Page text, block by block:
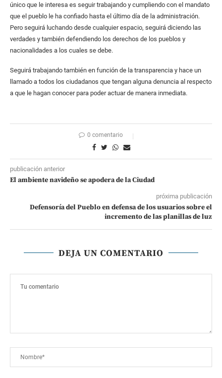
único que le interesa es seguir trabajando y cumpliendo con el mandato
que el pueblo le ha confiado hasta el último día de la administración.
Pero seguirá luchando desde cualquier espacio, seguirá diciendo las
verdades y también defendiendo los derechos de los pueblos y
nacionalidades a los cuales se debe.
Seguirá trabajando también en función de la transparencia y hace un
llamado a todos los ciudadanos que tengan alguna denuncia al respecto
a que le hagan conocer para poder actuar de manera inmediata.
0 comentario
publicación anterior
El ambiente navideño se apodera de la Ciudad
próxima publicación
Defensoría del Pueblo en defensa de los usuarios sobre el
incremento de las planillas de luz
DEJA UN COMENTARIO